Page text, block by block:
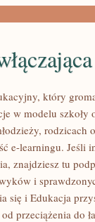
który
w modelu szkoły
rodzicach
e-learningu. Jeśli
znajdziesz tu
i
się i Edukacja
przeciążenia do